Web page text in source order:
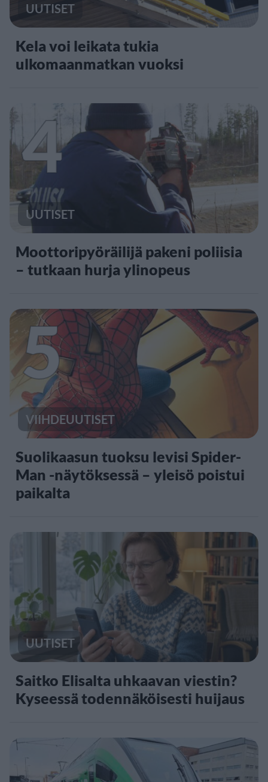
UUTISET
Kela voi leikata tukia
ulkomaanmatkan vuoksi
4
UUTISET
Moottoripyöräilijä pakeni poliisia
– tutkaan hurja ylinopeus
5
VIIHDEUUTISET
Suolikaasun tuoksu levisi Spider-
Man -näytöksessä – yleisö poistui
paikalta
UUTISET
Saitko Elisalta uhkaavan viestin?
Kyseessä todennäköisesti huijaus